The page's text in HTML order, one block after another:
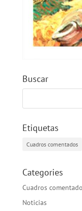
Buscar
Etiquetas
Cuadros comentados
Categories
Cuadros
Noticias